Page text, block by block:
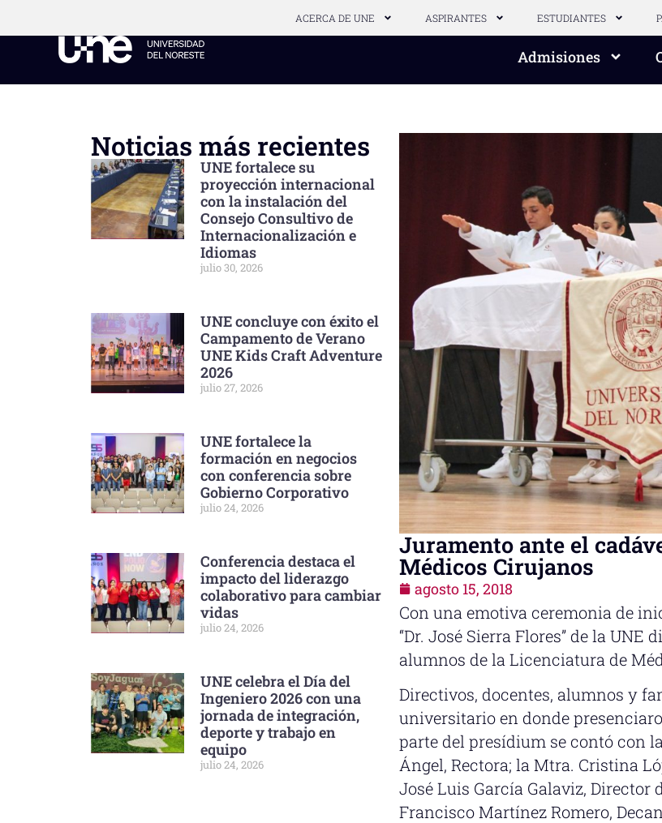
ACERCA DE UNE ASPIRANTES ESTUDIANTES
Admisiones
Noticias más recientes
UNE fortalece su
proyección internacional
con la instalación del
Consejo Consultivo de
Internacionalización e
Idiomas
julio 30, 2026
UNE concluye con éxito el
Campamento de Verano
UNE Kids Craft Adventure
2026
julio 27, 2026
UNE fortalece la
formación en negocios
con conferencia sobre
Gobierno Corporativo
julio 24, 2026
Conferencia destaca el
impacto del liderazgo
colaborativo para cambiar
vidas
julio 24, 2026
UNE celebra el Día del
Ingeniero 2026 con una
jornada de integración,
deporte y trabajo en
equipo
julio 24, 2026
Juramento ante el
Médicos Cirujanos
agosto 15, 2018
Con una emotiva ceremonia de
“Dr. José Sierra Flores” de la
alumnos de la Licenciatura de
Directivos, docentes, alumnos y
universitario en donde
parte del presídium se contó con
Ángel, Rectora; la Mtra. Cristina
José Luis García Galaviz, Director
Francisco Martínez Romero,